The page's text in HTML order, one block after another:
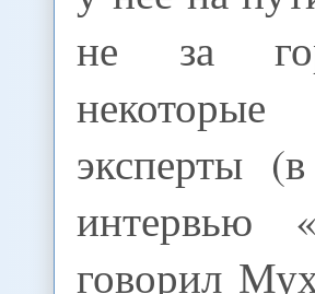
не за
эксперты
интервью
говорил